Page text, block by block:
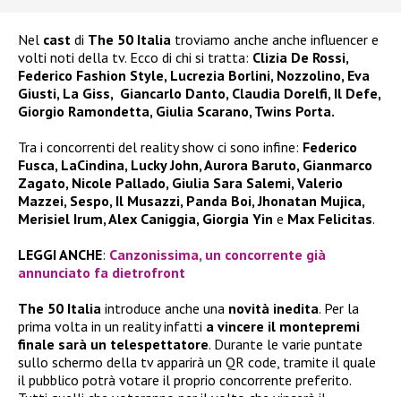
Nel cast di The 50 Italia troviamo anche anche influencer e
volti noti della tv. Ecco di chi si tratta: Clizia De Rossi,
Federico Fashion Style, Lucrezia Borlini, Nozzolino, Eva
Giusti, La Giss, Giancarlo Danto, Claudia Dorelfi, Il Defe,
Giorgio Ramondetta, Giulia Scarano, Twins Porta.
Tra i concorrenti del reality show ci sono infine: Federico
Fusca, LaCindina, Lucky John, Aurora Baruto, Gianmarco
Zagato, Nicole Pallado, Giulia Sara Salemi, Valerio
Mazzei, Sespo, Il Musazzi, Panda Boi, Jhonatan Mujica,
Merisiel Irum, Alex Caniggia, Giorgia Yin e Max Felicitas.
LEGGI ANCHE: Canzonissima, un concorrente già
annunciato fa dietrofront
The 50 Italia introduce anche una novità inedita. Per la
prima volta in un reality infatti a vincere il montepremi
finale sarà un telespettatore. Durante le varie puntate
sullo schermo della tv apparirà un QR code, tramite il quale
il pubblico potrà votare il proprio concorrente preferito.